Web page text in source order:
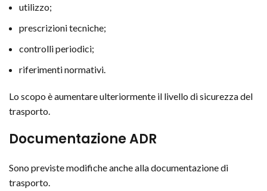
utilizzo;
prescrizioni tecniche;
controlli periodici;
riferimenti normativi.
Lo scopo è aumentare ulteriormente il livello di sicurezza del
trasporto.
Documentazione ADR
Sono previste modifiche anche alla documentazione di
trasporto.